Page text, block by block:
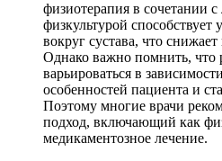
физиотерапия в сочетании с
физкультурой
вокруг сустава, что снижает
Однако важно помнить, что
варьироваться в
особенностей пациента и
Поэтому многие врачи
подход, включающий как
медикаментозное лечение.